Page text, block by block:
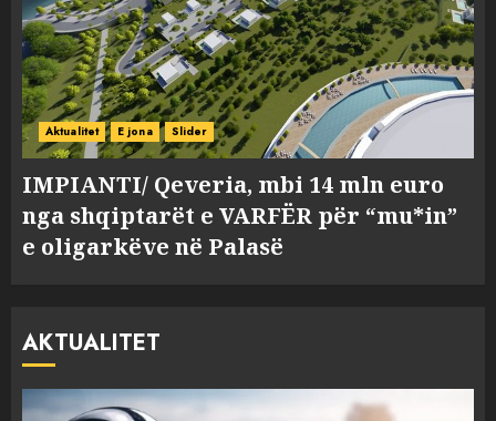
Aktualitet E jona Slider
IMPIANTI/ Qeveria, mbi 14 mln euro
nga shqiptarët e VARFËR për “mu*in”
e oligarkëve në Palasë
AKTUALITET